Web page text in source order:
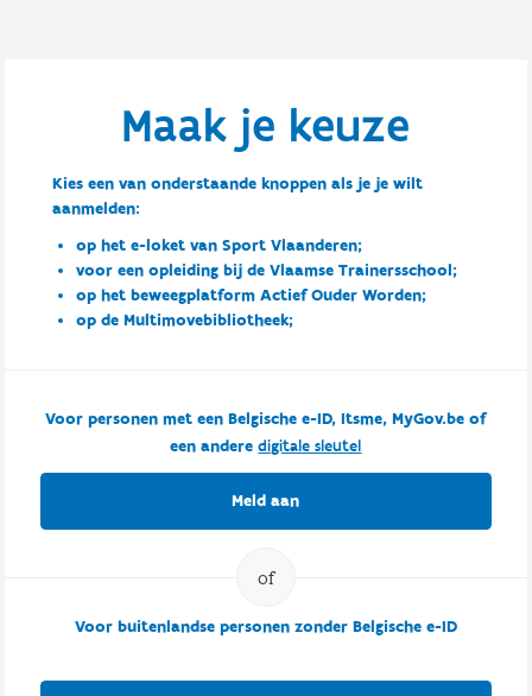
Maak je keuze
Kies een van onderstaande knoppen als je je wilt
aanmelden:
op het e-loket van Sport Vlaanderen;
voor een opleiding bij de Vlaamse Trainersschool;
op het beweegplatform Actief Ouder Worden;
op de Multimovebibliotheek;
Voor personen met een Belgische e-ID, Itsme, MyGov.be of
een anderedigitale sleutel
Meld aan
Voor buitenlandse personen zonder Belgische e-ID